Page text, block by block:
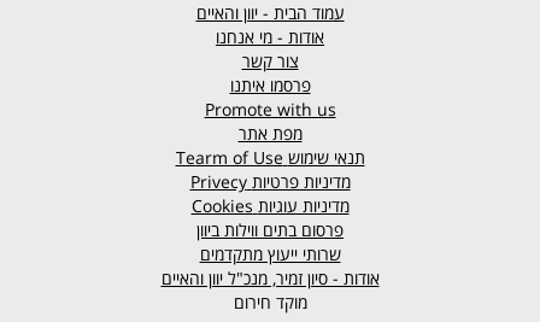
עמוד הבית - יוון והאיים
אודות - מי אנחנו
צור קשר
פרסמו איתנו
Promote with us
מפת אתר
תנאי שימוש
מדיניות פרטיות Privecy
מדיניות עוגיות Cookies
פרסום בתים ווילות ביוון
שרותי ייעוץ מתקדמים
אודות - סיון זמיר, מנכ"ל יוון והאיים
מוקד חירום